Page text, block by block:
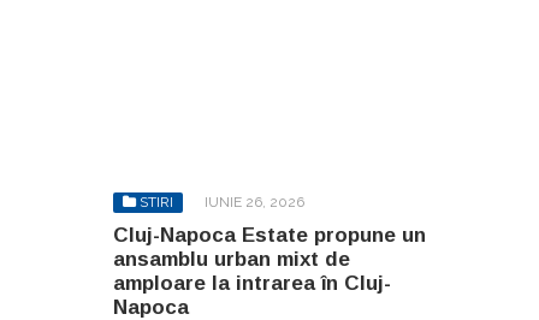
STIRI IUNIE 26, 2026
Cluj-Napoca Estate propune un
ansamblu urban mixt de
amploare la intrarea în Cluj-
Napoca